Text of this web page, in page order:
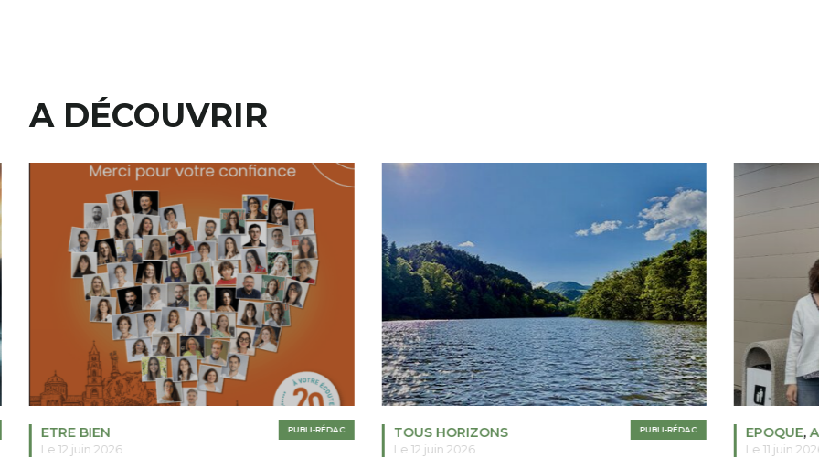
A DÉCOUVRIR
PUBLI-RÉDAC
ETRE BIEN
Le 12 juin 2026
PUBLI-RÉDAC
TOUS HORIZONS
Le 12 juin 2026
EPOQUE,
Le 11 juin